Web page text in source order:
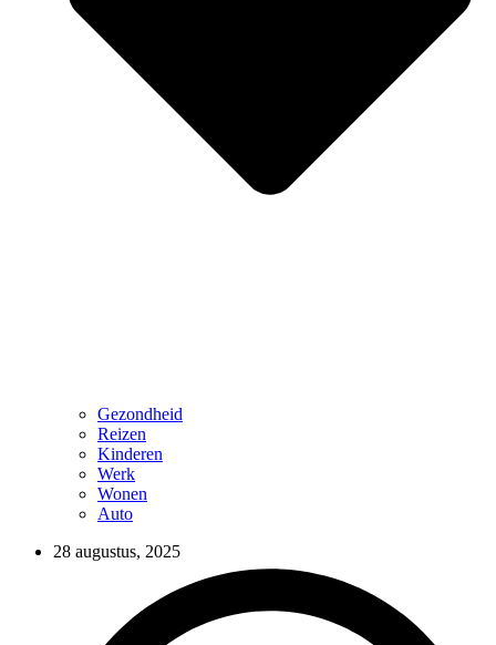
Gezondheid
Reizen
Kinderen
Werk
Wonen
Auto
28 augustus, 2025